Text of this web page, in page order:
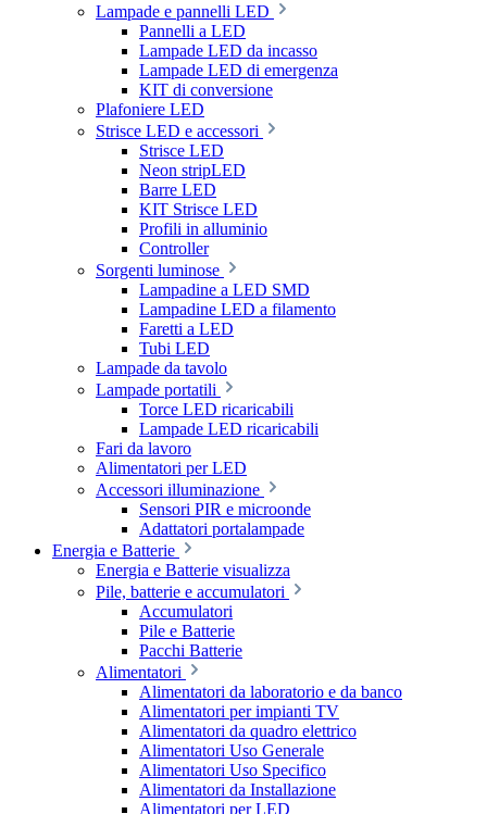
Lampade e pannelli LED
Pannelli a LED
Lampade LED da incasso
Lampade LED di emergenza
KIT di conversione
Plafoniere LED
Strisce LED e accessori
Strisce LED
Neon stripLED
Barre LED
KIT Strisce LED
Profili in alluminio
Controller
Sorgenti luminose
Lampadine a LED SMD
Lampadine LED a filamento
Faretti a LED
Tubi LED
Lampade da tavolo
Lampade portatili
Torce LED ricaricabili
Lampade LED ricaricabili
Fari da lavoro
Alimentatori per LED
Accessori illuminazione
Sensori PIR e microonde
Adattatori portalampade
Energia e Batterie
Energia e Batterie visualizza
Pile, batterie e accumulatori
Accumulatori
Pile e Batterie
Pacchi Batterie
Alimentatori
Alimentatori da laboratorio e da banco
Alimentatori per impianti TV
Alimentatori da quadro elettrico
Alimentatori Uso Generale
Alimentatori Uso Specifico
Alimentatori da Installazione
Alimentatori per LED